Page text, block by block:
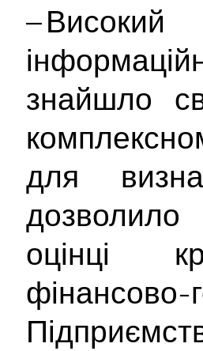
– Високий
знайшло
для
дозволило
оцінці